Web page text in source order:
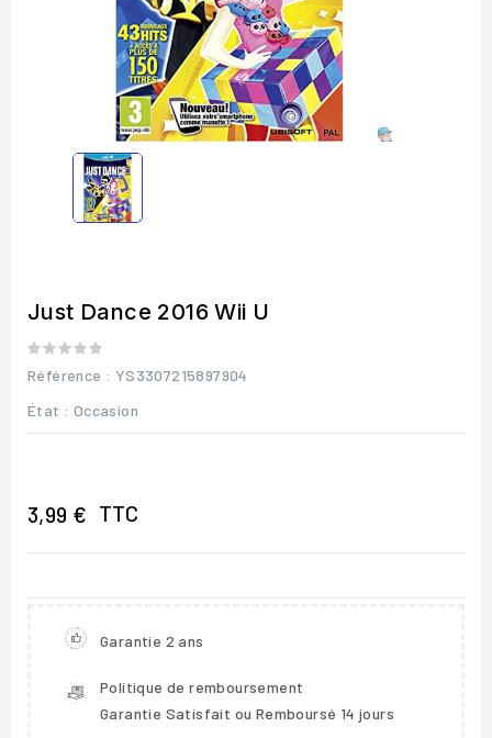
Just Dance 2016 Wii U
Référence : YS3307215897904
État : Occasion
3,99 € TTC
Garantie 2 ans
Politique de remboursement
Garantie Satisfait ou Remboursé 14 jours